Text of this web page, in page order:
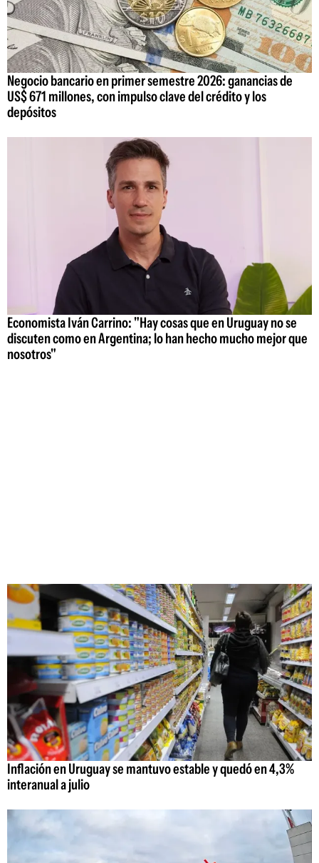
Negocio bancario en primer semestre 2026: ganancias de
US$ 671 millones, con impulso clave del crédito y los
depósitos
Economista Iván Carrino: "Hay cosas que en Uruguay no se
discuten como en Argentina; lo han hecho mucho mejor que
nosotros"
Inflación en Uruguay se mantuvo estable y quedó en 4,3%
interanual a julio